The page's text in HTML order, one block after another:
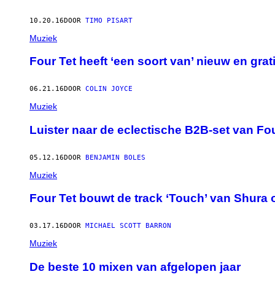
10.20.16DOOR TIMO PISART
Muziek
Four Tet heeft ‘een soort van’ nieuw en
06.21.16DOOR COLIN JOYCE
Muziek
Luister naar de eclectische B2B-set van
05.12.16DOOR BENJAMIN BOLES
Muziek
Four Tet bouwt de track ‘Touch’ van
03.17.16DOOR MICHAEL SCOTT BARRON
Muziek
De beste 10 mixen van afgelopen jaar